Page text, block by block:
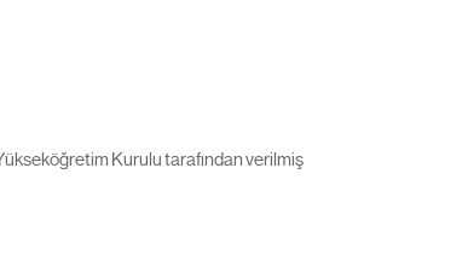
Kurulu tarafından verilmiş